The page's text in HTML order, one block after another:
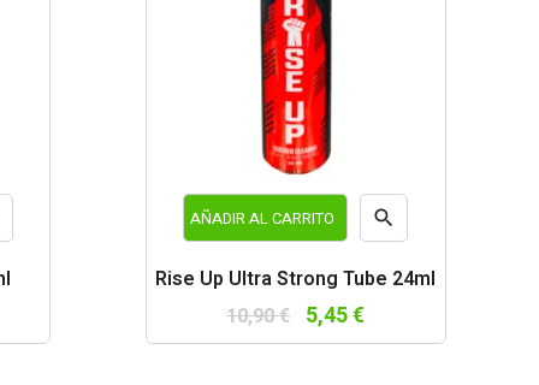
AÑADIR AL CARRITO 
rápida
Rise Up Ultra Strong Tube 24ml
10,90 € 5,45 €